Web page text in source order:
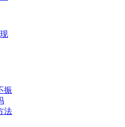
振
法